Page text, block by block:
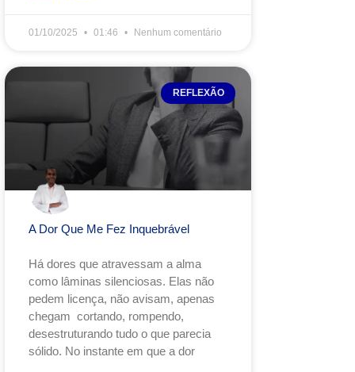
01/10/2025 01:46 Nenhum comentário
REFLEXÃO
A Dor Que Me Fez Inquebrável
Há dores que atravessam a alma
como lâminas silenciosas. Elas não
pedem licença, não avisam, apenas
chegam cortando, rompendo,
desestruturando tudo o que parecia
sólido. No instante em que a dor